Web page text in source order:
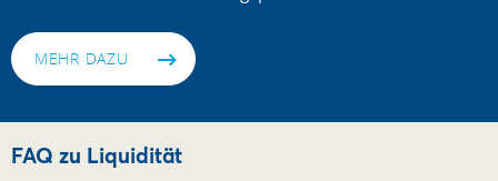
MEHR DAZU
FAQ zu Liquidität